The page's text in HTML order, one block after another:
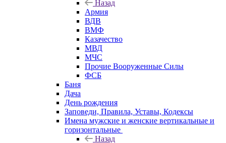
Назад
Армия
ВДВ
ВМФ
Казачество
МВД
МЧС
Прочие Вооруженные Силы
ФСБ
Баня
Дача
День рождения
Заповеди, Правила, Уставы, Кодексы
Имена мужские и женские вертикальные и
горизонтальные
Назад